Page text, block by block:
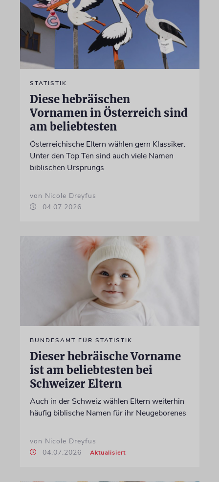
STATISTIK
Diese hebräischen
Vornamen in Österreich sind
am beliebtesten
Österreichische Eltern wählen gern Klassiker.
Unter den Top Ten sind auch viele Namen
biblischen Ursprungs
von Nicole Dreyfus
04.07.2026
BUNDESAMT FÜR STATISTIK
Dieser hebräische Vorname
ist am beliebtesten bei
Schweizer Eltern
Auch in der Schweiz wählen Eltern weiterhin
häufig biblische Namen für ihr Neugeborenes
von Nicole Dreyfus
04.07.2026
Aktualisiert